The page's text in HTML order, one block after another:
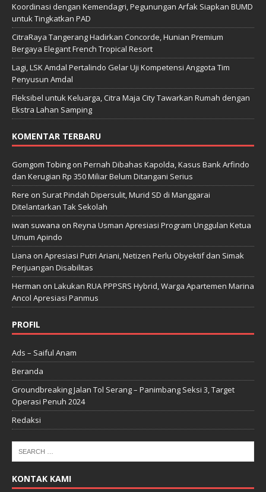
Koordinasi dengan Kemendagri, Pegunungan Arfak Siapkan BUMD
untuk Tingkatkan PAD
CitraRaya Tangerang Hadirkan Concorde, Hunian Premium
Bergaya Elegant French Tropical Resort
Lagi, LSK Amdal Pertalindo Gelar Uji Kompetensi Anggota Tim
Penyusun Amdal
Fleksibel untuk Keluarga, Citra Maja City Tawarkan Rumah dengan
Ekstra Lahan Samping
KOMENTAR TERBARU
Gomgom Tobing on Pernah Dibahas Kapolda, Kasus Bank Arfindo
dan Kerugian Rp 350 Miliar Belum Ditangani Serius
Rere on Surat Pindah Dipersulit, Murid SD di Manggarai
Ditelantarkan Tak Sekolah
iwan suwana on Reyna Usman Apresiasi Program Unggulan Ketua
Umum Apindo
Liana on Apresiasi Putri Ariani, Netizen Perlu Obyektif dan Simak
Perjuangan Disabilitas
Herman on Lakukan RUA PPPSRS Hybrid, Warga Apartemen Marina
Ancol Apresiasi Panmus
PROFIL
Ads – Saiful Anam
Beranda
Groundbreaking Jalan Tol Serang – Panimbang Seksi 3, Target
Operasi Penuh 2024
Redaksi
KONTAK KAMI